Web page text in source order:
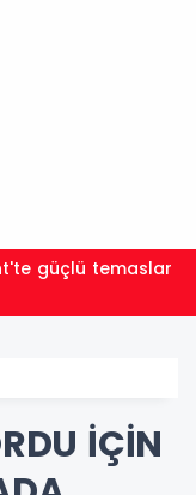
güçlü temaslar
İÇİN